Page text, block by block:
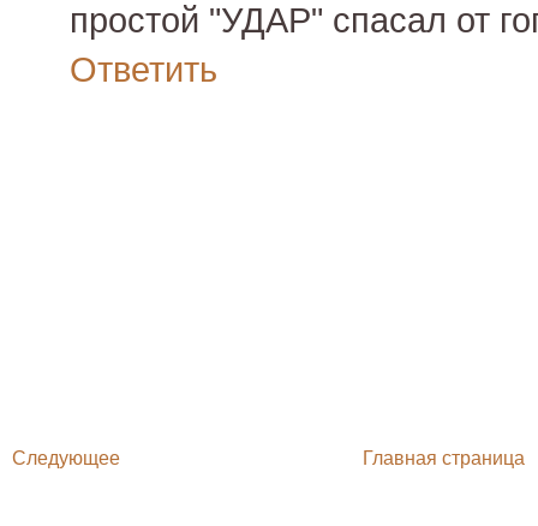
простой "УДАР" спасал от
Ответить
Следующее Главная страница